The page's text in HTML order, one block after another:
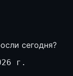
сегодня?
г.